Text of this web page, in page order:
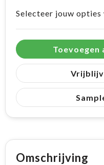
Selecteer jouw
Toevoegen
Omschrijving